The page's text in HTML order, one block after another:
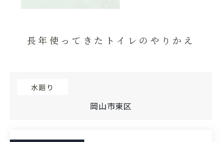
長年使ってきたトイレのやりかえ
水廻り
岡山市東区